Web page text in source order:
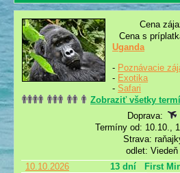
Cena
Cena s
Uganda
- Poznávacie
- Exotika
- Safari
Zobraziť všetky
Doprava:
Termíny od: 10.10.,
Strava:
odlet: Viedeň
10.10.2026
13 dní
First